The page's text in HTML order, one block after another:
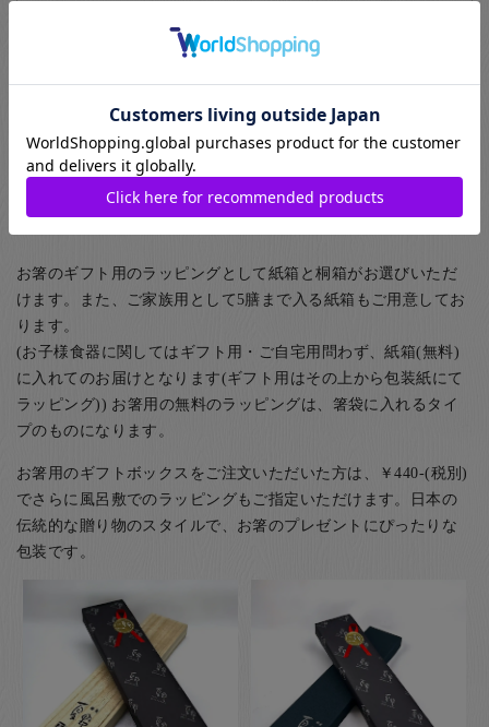
飲食店など、常連のお客様に
名入れについて詳しくはこちら
ギフト包装について
お箸のギフト用のラッピングとして紙箱と桐箱がお選びいただ
けます。また、ご家族用として5膳まで入る紙箱もご用意してお
ります。
(お子様食器に関してはギフト用・ご自宅用問わず、紙箱(無料)
に入れてのお届けとなります(ギフト用はその上から包装紙にて
ラッピング)) お箸用の無料のラッピングは、箸袋に入れるタイ
プのものになります。
お箸用のギフトボックスをご注文いただいた方は、￥440-(税別)
でさらに風呂敷でのラッピングもご指定いただけます。日本の
伝統的な贈り物のスタイルで、お箸のプレゼントにぴったりな
包装です。